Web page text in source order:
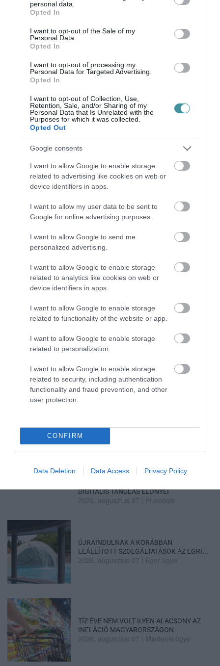
grant or deny consent to Google and its third-party tags to
use your data for below specified purposes in below Google
consent section.
personal data.
Opted In
I want to opt-out of the Sale of my
Personal Data.
Opted In
I want to opt-out of processing my
Personal Data for Targeted Advertising.
Opted In
I want to opt-out of Collection, Use,
Retention, Sale, and/or Sharing of my
Personal Data that Is Unrelated with the
Purposes for which it was collected.
Opted Out
Google consents
I want to allow Google to enable storage
related to advertising like cookies on web or
device identifiers in apps.
I want to allow my user data to be sent to
Google for online advertising purposes.
I want to allow Google to send me
personalized advertising.
I want to allow Google to enable storage
related to analytics like cookies on web or
device identifiers in apps.
I want to allow Google to enable storage
related to functionality of the website or app.
I want to allow Google to enable storage
related to personalization.
I want to allow Google to enable storage
related to security, including authentication
functionality and fraud prevention, and other
user protection.
CONFIRM
Data Deletion Data Access Privacy Policy
AZ ASZÁLY MIATT VÁGATLAN MÁJUST HIRDETETT GAJDOS
Az egyre súlyosbodó aszályhelyzet miatt „vágatlan május”
mozgalmat hirdetett Gajdos László, leendő környezetvédelmi
önkormányzatok májusban...
TOVÁBB A CIKKHEZ
Ne maradjon le a legfrissebb hírekről, kövessen
bennünket az EGRI ÜGYEK Google Hírek oldalán!
VISSZA A FŐOLDALRA
Legfrissebb híreink
ÚJ MAGYAR KÜLÜGYI STRATÉGIA KÉSZÜL,
TELJES SZAKÍTÁS JÖN A...
2026. augusztus 08|Mindenki ügye
TATA ELBŰVÖLŐ LÁTVÁNYOSSÁGAI,
AMIKÉRT ÉRDEMES MEGNÉZNI
2026. augusztus 08|Promóció
TELJESEN ÚJRAINDUL A P...
2026. augusztus 07
DIGITÁLIS TANULÁS ELŐNYEI
2026. augusztus 07 Promóció
ÚJRAINDULNAK A KORÁBBAN
LEÁLLÍTOTT SZOLGÁLTATÁSOK AZ EGRI...
2026. augusztus 07 Eger ügye
TÍZ ÉVE NEM VOLT ILYEN ALACSONY AZ
INFLÁCIÓ MAGYARORSZÁGON
2026. augusztus 07 Mindenki ügye